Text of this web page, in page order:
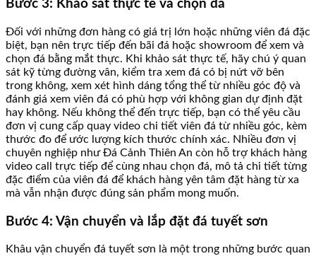
Bước 3: Khảo sát thực tế và chọn đá
Đối với những đơn hàng có giá trị lớn hoặc những viên đá đặc
biệt, bạn nên trực tiếp đến bãi đá hoặc showroom để xem và
chọn đá bằng mắt thực. Khi khảo sát thực tế, hãy chú ý quan
sát kỹ từng đường vân, kiểm tra xem đá có bị nứt vỡ bên
trong không, xem xét hình dáng tổng thể từ nhiều góc độ và
đánh giá xem viên đá có phù hợp với không gian dự định đặt
hay không. Nếu không thể đến trực tiếp, bạn có thể yêu cầu
đơn vị cung cấp quay video chi tiết viên đá từ nhiều góc, kèm
thước đo để ước lượng kích thước chính xác. Nhiều đơn vị
chuyên nghiệp như Đá Cảnh Thiên An còn hỗ trợ khách hàng
video call trực tiếp để cùng nhau chọn đá, mô tả chi tiết từng
đặc điểm của viên đá để khách hàng yên tâm đặt hàng từ xa
mà vẫn nhận được đúng sản phẩm mong muốn.
Bước 4: Vận chuyển và lắp đặt đá tuyết sơn
Khâu vận chuyển đá tuyết sơn là một trong những bước quan